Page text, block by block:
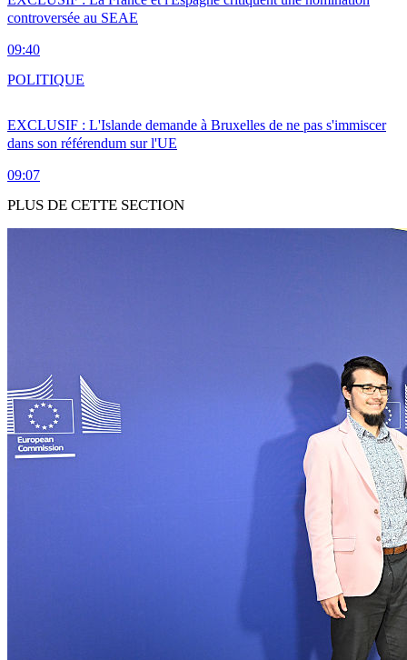
controversée au SEAE
09:40
EXCLUSIF : L'Islande demande à Bruxelles de ne pas s'immiscer
dans son référendum sur l'UE
09:07
POLITIQUE
PLUS DE CETTE SECTION